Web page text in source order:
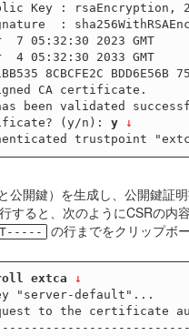
Key : rsaEncryption,
05:32:30 2023 GMT
05:32:30 2033 GMT
8CBCFE2C BDD6E56B
CA certificate.
been validated
(y/n): y ↓
公開鍵）を生成し、公開鍵証
すると、次のようにCSRの内
の行までをクリップボ
extca ↓
"server-default"...
to the certificate